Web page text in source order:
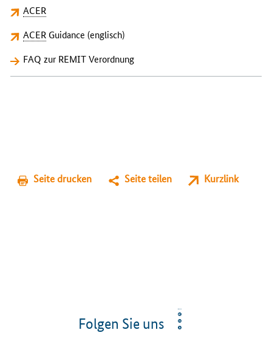
ACER
ACERGuidance (englisch)
FAQ zur REMIT Verordnung
Seite drucken Seite teilen Kurzlink
Folgen Sie uns